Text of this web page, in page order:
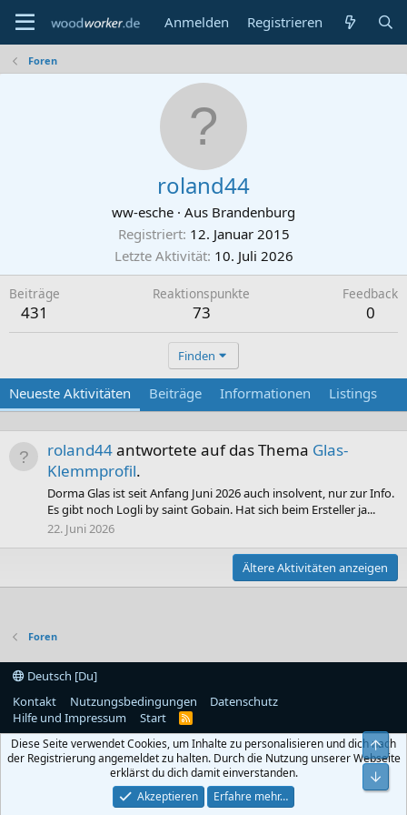
Anmelden Registrieren
Foren
roland44
ww-esche · Aus Brandenburg
Registriert 12. Januar 2015
Letzte Aktivität 10. Juli 2026
Beiträge
431
Reaktionspunkte
73
Feedback
0
Finden
Neueste Aktivitäten Beiträge Informationen Listings
roland44antwortete auf das Thema Glas-
Klemmprofil.
Dorma Glas ist seit Anfang Juni 2026 auch insolvent, nur zur Info.
Es gibt noch Logli by saint Gobain. Hat sich beim Ersteller ja...
22. Juni 2026
Ältere Aktivitäten anzeigen
Foren
Deutsch [Du]
Kontakt
Nutzungsbedingungen
Datenschutz
Hilfe und Impressum
Start
R
S
Diese Seite verwendet Cookies, um Inhalte zu personalisieren und dich nach
der Registrierung angemeldet zu halten. Durch die Nutzung unserer Webseite
erklärst du dich damit einverstanden.
Akzeptieren
Erfahre mehr…